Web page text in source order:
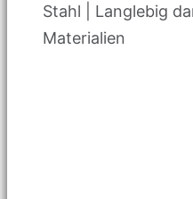
Stahl | Langlebig
Materialien